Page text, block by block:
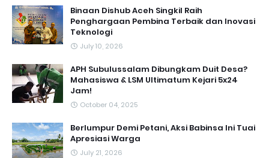
Binaan Dishub Aceh Singkil Raih
Penghargaan Pembina Terbaik dan Inovasi
Teknologi
July 10, 2026
APH Subulussalam Dibungkam Duit Desa?
Mahasiswa & LSM Ultimatum Kejari 5x24
Jam!
October 04, 2025
Berlumpur Demi Petani, Aksi Babinsa Ini Tuai
Apresiasi Warga
July 21, 2026